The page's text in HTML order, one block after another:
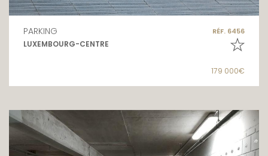
PARKING RÉF. 6456
LUXEMBOURG-CENTRE
179 000€